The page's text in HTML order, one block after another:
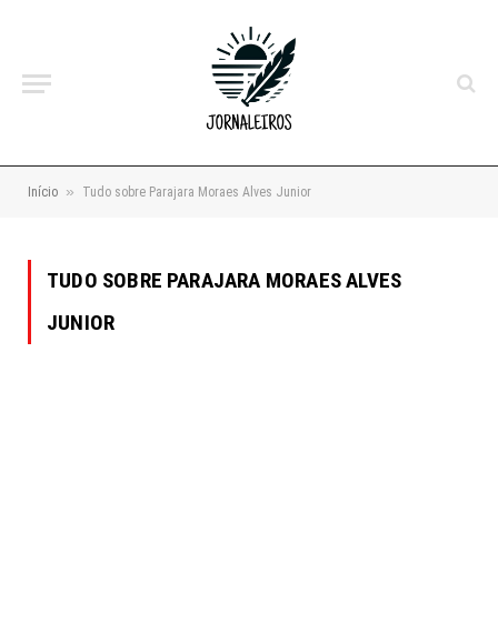
Início » Tudo sobre Parajara Moraes Alves Junior
TUDO SOBRE PARAJARA MORAES ALVES
JUNIOR